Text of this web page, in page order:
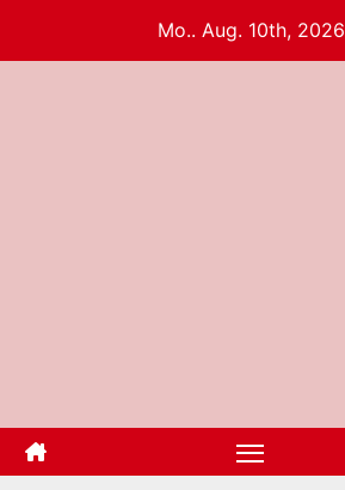
Mo.. Aug. 10th, 2026